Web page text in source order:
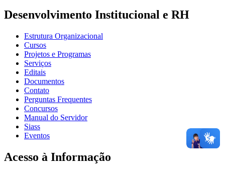
Desenvolvimento Institucional e RH
Estrutura Organizacional
Cursos
Projetos e Programas
Serviços
Editais
Documentos
Contato
Perguntas Frequentes
Concursos
Manual do Servidor
Siass
Eventos
Acesso à Informação